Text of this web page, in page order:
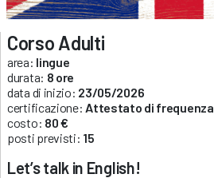
Corso Adulti
area: lingue
durata: 8 ore
data di inizio: 23/05/2026
certificazione: Attestato di frequenza
costo: 80 €
posti previsti: 15
Let’s talk in English!